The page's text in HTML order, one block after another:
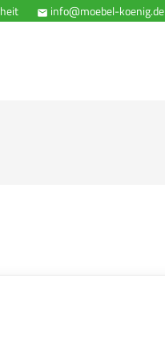
 info@moebel-koenig.de